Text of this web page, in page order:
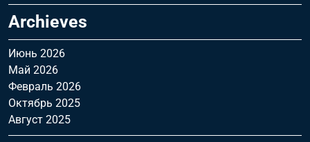
Archieves
Июнь 2026
Май 2026
Февраль 2026
Октябрь 2025
Август 2025